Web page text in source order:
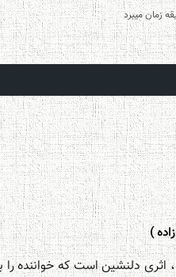
نوشته پدرام حکیم زاده، اثری دلنشین است